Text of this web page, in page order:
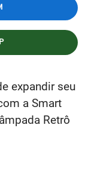
expandir seu
a Smart
Retrô